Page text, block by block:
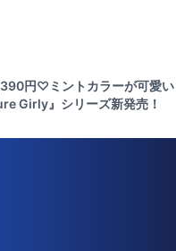
円♡ミントカラーが可愛い
Girly』シリーズ新発売！